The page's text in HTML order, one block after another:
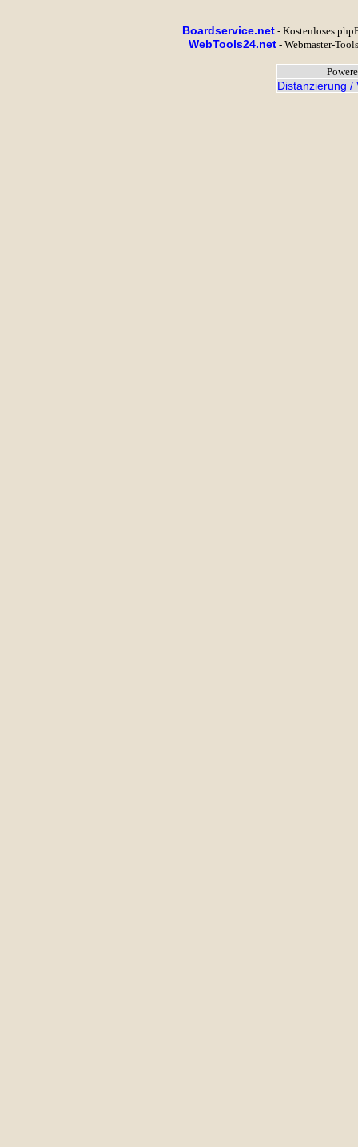
Boardservice.net - Kostenloses
WebTools24.net - Webmaster-
Distanzierung /